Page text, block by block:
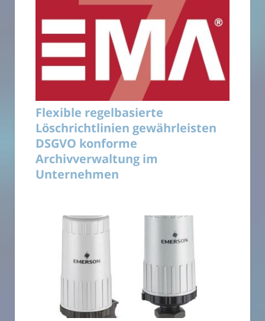
Flexible regelbasierte
Löschrichtlinien gewährleisten
DSGVO konforme
Archivverwaltung im
Unternehmen